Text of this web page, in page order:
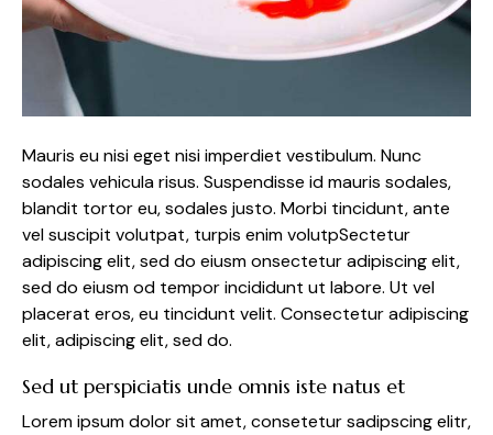
Mauris eu nisi eget nisi imperdiet vestibulum. Nunc
sodales vehicula risus. Suspendisse id mauris sodales,
blandit tortor eu, sodales justo. Morbi tincidunt, ante
vel suscipit volutpat, turpis enim volutpSectetur
adipiscing elit, sed do eiusm onsectetur adipiscing elit,
sed do eiusm od tempor incididunt ut labore. Ut vel
placerat eros, eu tincidunt velit. Consectetur adipiscing
elit, adipiscing elit, sed do.
Sed ut perspiciatis unde omnis iste natus et
Lorem ipsum dolor sit amet, consetetur sadipscing elitr,